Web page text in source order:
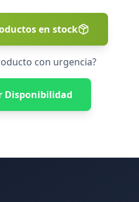
en stock
con urgencia?
Disponibilidad